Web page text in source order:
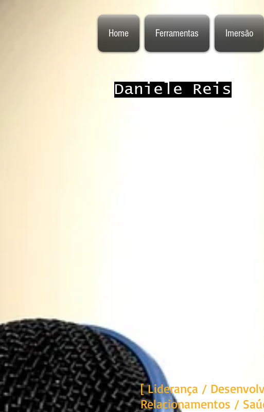
Home Ferramentas Imersão
Daniele Reis
[ Liderança /
Relacionamentos /